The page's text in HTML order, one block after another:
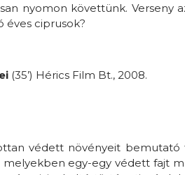
nyomon követtünk. Verseny
éves ciprusok?
(35’) Hérics Film Bt., 2008.
védett növényeit bemutató
egy-egy védett fajt